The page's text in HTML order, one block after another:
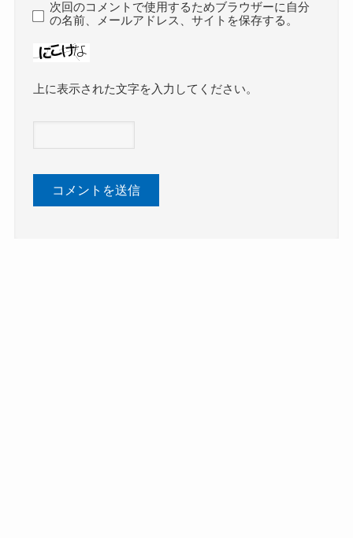
次回のコメントで使用するためブラウザーに自分
の名前、メールアドレス、サイトを保存する。
上に表示された文字を入力してください。